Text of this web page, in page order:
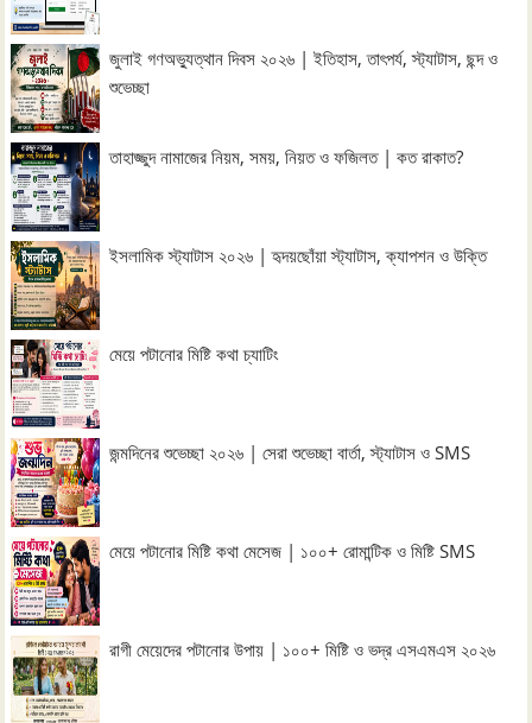
জুলাই গণঅভ্যুত্থান দিবস ২০২৬ | ইতিহাস, তাৎপর্য, স্ট্যাটাস, ছন্দ ও
শুভেচ্ছা
তাহাজ্জুদ নামাজের নিয়ম, সময়, নিয়ত ও ফজিলত | কত রাকাত?
ইসলামিক স্ট্যাটাস ২০২৬ | হৃদয়ছোঁয়া স্ট্যাটাস, ক্যাপশন ও উক্তি
মেয়ে পটানোর মিষ্টি কথা চ্যাটিং
জন্মদিনের শুভেচ্ছা ২০২৬ | সেরা শুভেচ্ছা বার্তা, স্ট্যাটাস ও SMS
মেয়ে পটানোর মিষ্টি কথা মেসেজ | ১০০+ রোমান্টিক ও মিষ্টি SMS
রাগী মেয়েদের পটানোর উপায় | ১০০+ মিষ্টি ও ভদ্র এসএমএস ২০২৬